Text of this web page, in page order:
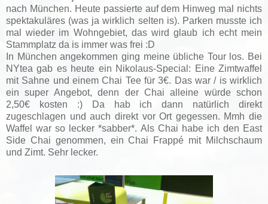
nach München. Heute passierte auf dem Hinweg mal nichts
spektakuläres (was ja wirklich selten is). Parken musste ich
mal wieder im Wohngebiet, das wird glaub ich echt mein
Stammplatz da is immer was frei :D
In München angekommen ging meine übliche Tour los. Bei
NYtea gab es heute ein Nikolaus-Special: Eine Zimtwaffel
mit Sahne und einem Chai Tee für 3€. Das war / is wirklich
ein super Angebot, denn der Chai alleine würde schon
2,50€ kosten :) Da hab ich dann natürlich direkt
zugeschlagen und auch direkt vor Ort gegessen. Mmh die
Waffel war so lecker *sabber*. Als Chai habe ich den East
Side Chai genommen, ein Chai Frappé mit Milchschaum
und Zimt. Sehr lecker.